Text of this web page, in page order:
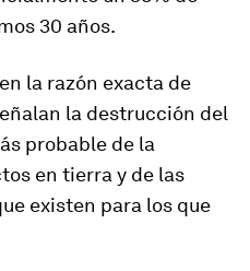
30 años.
la razón exacta de
la destrucción del
probable de la
en tierra y de las
existen para los que